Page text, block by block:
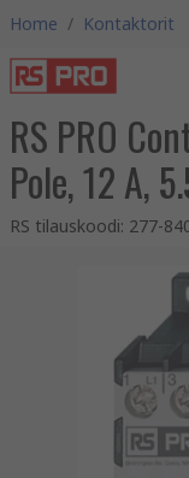
Home / Kontaktorit
RS PRO
Pole, 12 A,
RS tilauskoodi: 277-